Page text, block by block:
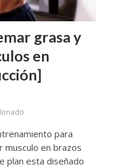
grasa y
en
para
musculo en brazos
plan esta diseñado